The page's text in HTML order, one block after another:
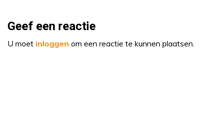
Geef een reactie
U moet inloggen om een reactie te kunnen plaatsen.